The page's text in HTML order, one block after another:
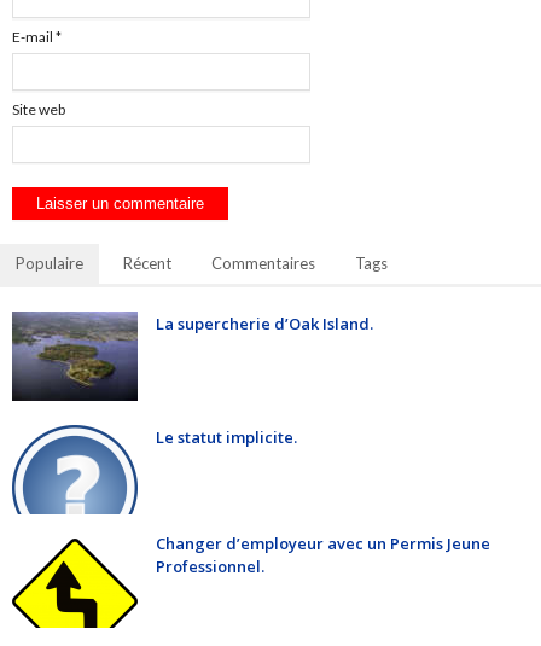
E-mail *
Site web
Populaire Récent Commentaires Tags
La supercherie d’Oak Island.
Le statut implicite.
Changer d’employeur avec un Permis Jeune
Professionnel.